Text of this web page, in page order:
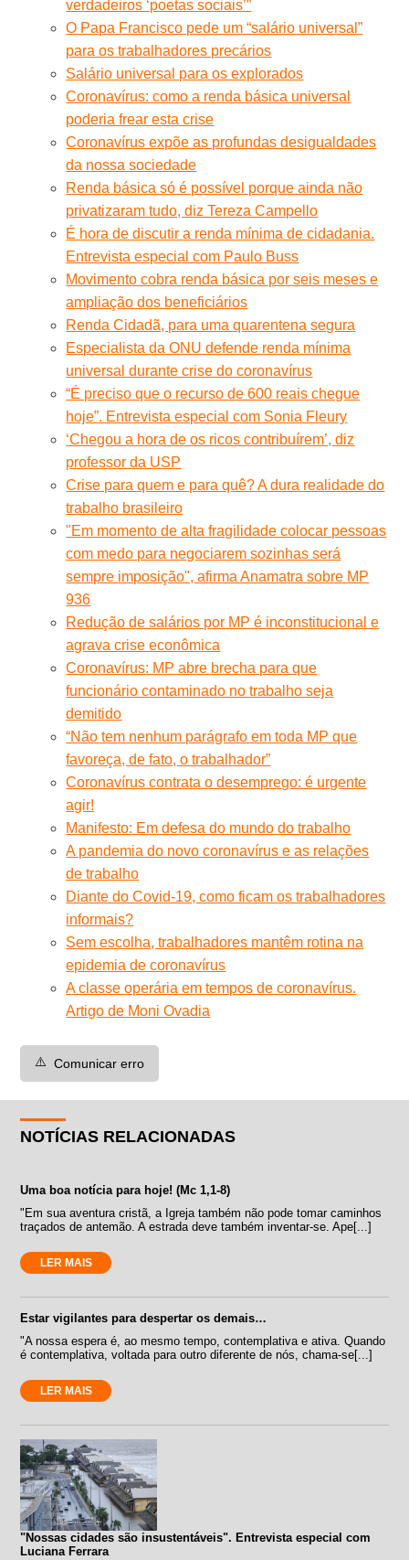
verdadeiros ‘poetas sociais’”
O Papa Francisco pede um “salário universal”
para os trabalhadores precários
Salário universal para os explorados
Coronavírus: como a renda básica universal
poderia frear esta crise
Coronavírus expõe as profundas desigualdades
da nossa sociedade
Renda básica só é possível porque ainda não
privatizaram tudo, diz Tereza Campello
É hora de discutir a renda mínima de cidadania.
Entrevista especial com Paulo Buss
Movimento cobra renda básica por seis meses e
ampliação dos beneficiários
Renda Cidadã, para uma quarentena segura
Especialista da ONU defende renda mínima
universal durante crise do coronavírus
“É preciso que o recurso de 600 reais chegue
hoje”. Entrevista especial com Sonia Fleury
‘Chegou a hora de os ricos contribuírem’, diz
professor da USP
Crise para quem e para quê? A dura realidade do
trabalho brasileiro
"Em momento de alta fragilidade colocar pessoas
com medo para negociarem sozinhas será
sempre imposição", afirma Anamatra sobre MP
936
Redução de salários por MP é inconstitucional e
agrava crise econômica
Coronavírus: MP abre brecha para que
funcionário contaminado no trabalho seja
demitido
“Não tem nenhum parágrafo em toda MP que
favoreça, de fato, o trabalhador”
Coronavírus contrata o desemprego: é urgente
agir!
Manifesto: Em defesa do mundo do trabalho
A pandemia do novo coronavírus e as relações
de trabalho
Diante do Covid-19, como ficam os trabalhadores
informais?
Sem escolha, trabalhadores mantêm rotina na
epidemia de coronavírus
A classe operária em tempos de coronavírus.
Artigo de Moni Ovadia
⚠️ Comunicar erro
NOTÍCIAS RELACIONADAS
Uma boa notícia para hoje! (Mc 1,1-8)
"Em sua aventura cristã, a Igreja também não pode tomar caminhos
traçados de antemão. A estrada deve também inventar-se. Ape[...]
LER MAIS
Estar vigilantes para despertar os demais…
"A nossa espera é, ao mesmo tempo, contemplativa e ativa. Quando
é contemplativa, voltada para outro diferente de nós, chama-se[...]
LER MAIS
"Nossas cidades são insustentáveis". Entrevista especial com
Luciana Ferrara